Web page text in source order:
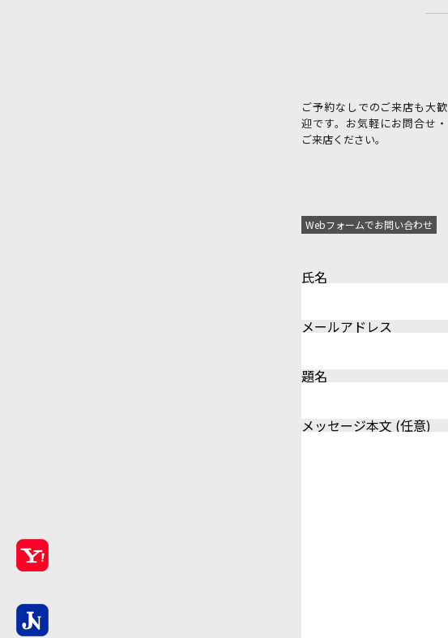
ご予約なしでのご来店も大歓
迎です。お気軽にお問合せ・
ご来店ください。
Webフォームでお問い合わせ
氏名
メールアドレス
題名
メッセージ本文 (任意)